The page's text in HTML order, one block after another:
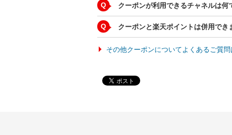
Q クーポンが利用できるチャネルは何
Q クーポンと楽天ポイントは併用でき
その他クーポンについてよくあるご質問